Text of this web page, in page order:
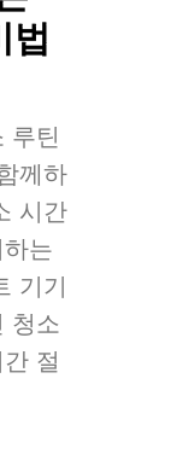
법
루틴
께하
시간
는
기기
청소
절